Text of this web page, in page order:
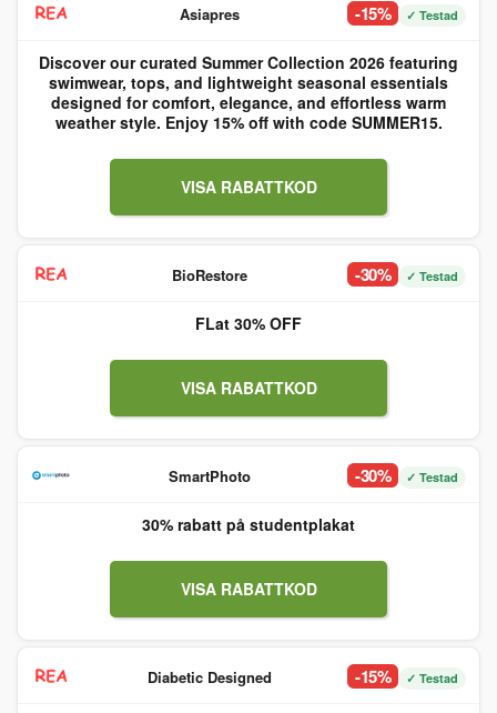
Asiapres -15% ✓ Testad
Discover our curated Summer Collection 2026 featuring
swimwear, tops, and lightweight seasonal essentials
designed for comfort, elegance, and effortless warm
weather style. Enjoy 15% off with code SUMMER15.
VISA RABATTKOD
BioRestore -30% ✓ Testad
FLat 30% OFF
VISA RABATTKOD
SmartPhoto -30% ✓ Testad
30% rabatt på studentplakat
VISA RABATTKOD
Diabetic Designed -15% ✓ Testad